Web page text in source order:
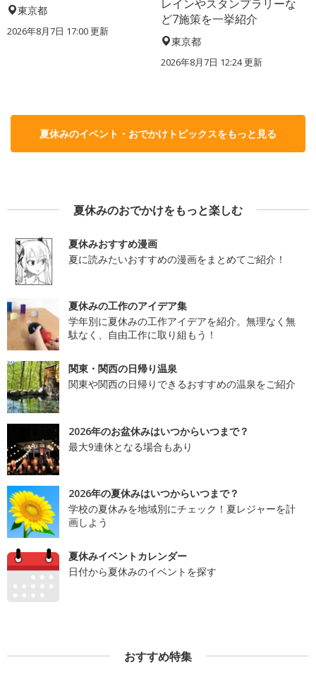
東京都
2026年8月7日 17:00更新
レインやスタンプラリーな
ど7施策を一挙紹介
東京都
2026年8月7日 12:24更新
夏休みのイベント・おでかけトピックスをもっと見る
夏休みのおでかけをもっと楽しむ
夏休みおすすめ漫画
夏に読みたいおすすめの漫画をまとめてご紹介！
夏休みの工作のアイデア集
学年別に夏休みの工作アイデアを紹介。無理なく無
駄なく、自由工作に取り組もう！
関東・関西の日帰り温泉
関東や関西の日帰りできるおすすめの温泉をご紹介
2026年のお盆休みはいつからいつまで？
最大9連休となる場合もあり
2026年の夏休みはいつからいつまで？
学校の夏休みを地域別にチェック！夏レジャーを計
画しよう
夏休みイベントカレンダー
日付から夏休みのイベントを探す
おすすめ特集